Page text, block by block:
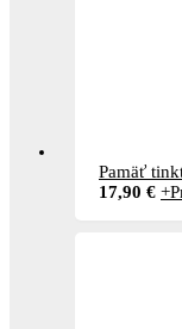
Pamäť
17,90 € +